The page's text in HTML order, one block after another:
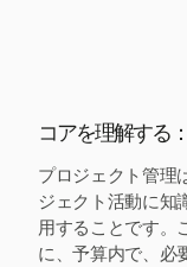
コアを理解する
プロジェクト管理
ジェクト活動に知
用することです。
に、予算内で、必